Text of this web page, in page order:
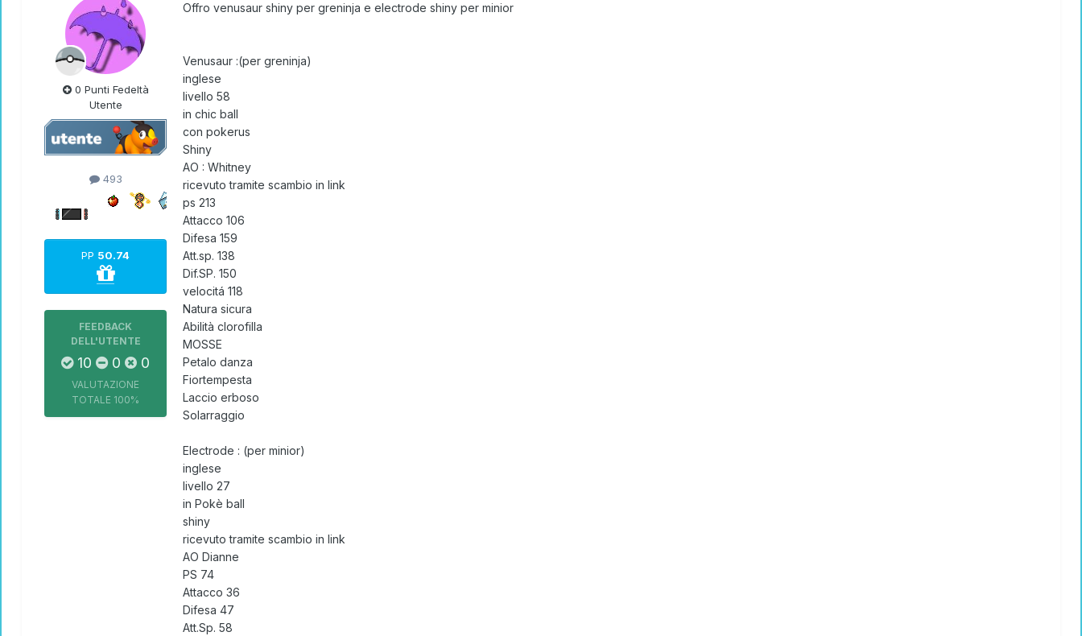
0 Punti Fedeltà
Utente
493
PP 50.74
FEEDBACK
DELL'UTENTE
10 0 0
VALUTAZIONE
TOTALE 100%
Offro venusaur shiny per greninja e electrode shiny per minior
Venusaur :(per greninja)
inglese
livello 58
in chic ball
con pokerus
Shiny
AO : Whitney
ricevuto tramite scambio in link
ps 213
Attacco 106
Difesa 159
Att.sp. 138
Dif.SP. 150
velocitá 118
Natura sicura
Abilità clorofilla
MOSSE
Petalo danza
Fiortempesta
Laccio erboso
Solarraggio
Electrode : (per minior)
inglese
livello 27
in Pokè ball
shiny
ricevuto tramite scambio in link
AO Dianne
PS 74
Attacco 36
Difesa 47
Att.Sp. 58